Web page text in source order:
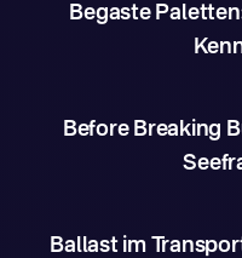
Begaste
Before Breaking
Ballast im